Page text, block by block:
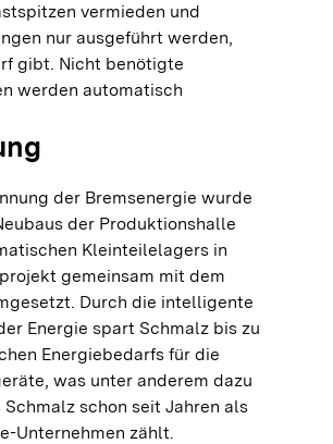
vermieden und
nur ausgeführt werden,
gibt. Nicht benötigte
werden automatisch
der Bremsenergie wurde
der Produktionshalle
Kleinteilelagers in
gemeinsam mit dem
Durch die intelligente
Energie spart Schmalz bis zu
Energiebedarfs für die
was unter anderem dazu
schon seit Jahren als
Unternehmen zählt.